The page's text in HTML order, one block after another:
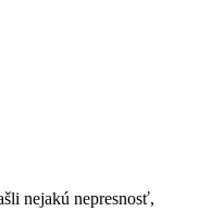
nejakú nepresnosť,